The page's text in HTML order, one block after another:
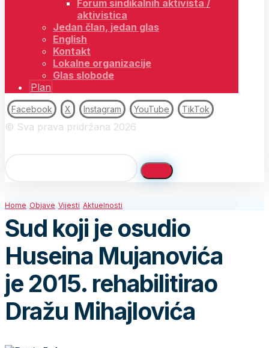
Forum sindikalnih aktivista /
aktivistica
Jedan član, jedan glas
English
Kontakt
Lokalne organizacije
Glas slobode
Plan
Facebook X Instagram YouTube TikTok
© Sva prava pridržana 2026
Home Objave Vijesti Aktuelnosti
Sud koji je osudio
Huseina Mujanovića
je 2015. rehabilitirao
Dražu Mihajlovića